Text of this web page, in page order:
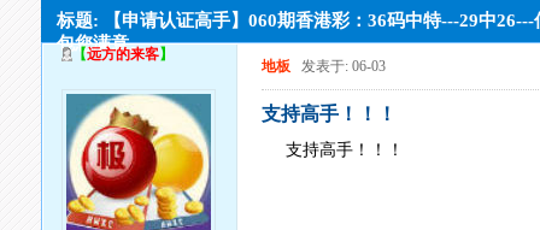
标题: 【申请认证高手】060期香港彩：36码中特---29中
包您满意。
【远方的来客】
地板 发表于: 06-03
支持高手！！！
支持高手！！！